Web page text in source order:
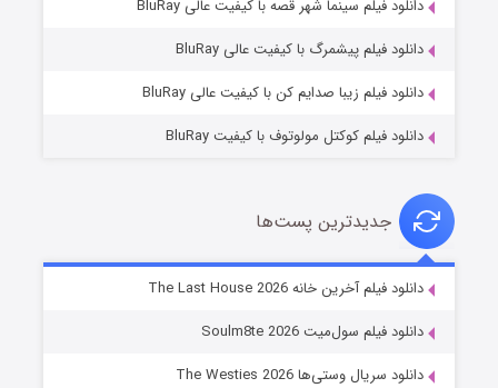
خاندان اژدها فصل ۳
دانلود فیلم سینما شهر قصه با کیفیت عالی BluRay
دانلود فیلم پیشمرگ با کیفیت عالی BluRay
دانلود فیلم زیبا صدایم کن با کیفیت عالی BluRay
دانلود فیلم کوکتل مولوتوف با کیفیت BluRay
جدیدترین پست‌ها
دانلود فیلم آخرین خانه The Last House 2026
دانلود فیلم سول‌میت Soulm8te 2026
دانلود سریال وستی‌ها The Westies 2026